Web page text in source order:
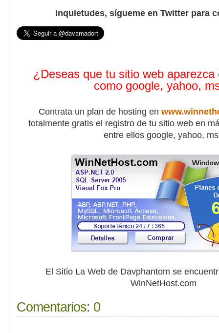
inquietudes, sígueme en Twitter para
¿Deseas que tu sitio web aparezca
como google, yahoo,
Contrata un plan de hosting en
totalmente gratis el registro de tu sitio web en
entre ellos google, yahoo,
El Sitio La Web de Davphantom se
WinNetHost.com
Comentarios: 0